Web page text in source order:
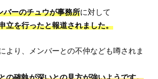
バーのチュウが事務所に対して
立を行ったと報道されました。
より、メンバーとの不仲なども噂されま
の確執が深いとの見方が強いようです。